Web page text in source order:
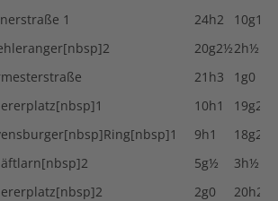
1 24h2 10g1
20g2½2h½
21h3 1g0
10h1 19g2
9h1 18g2
5g½ 3h½
2g0 20h2